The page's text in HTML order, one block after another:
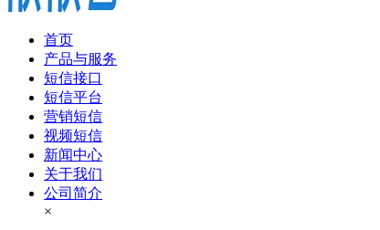
首页
产品与服务
短信接口
短信平台
营销短信
视频短信
新闻中心
关于我们
公司简介
×